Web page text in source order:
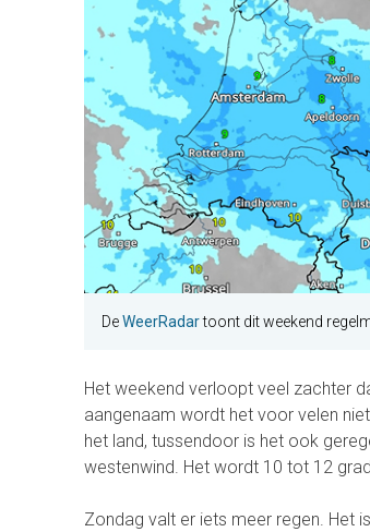
DeWeerRadartoont dit weekend
Het weekend verloopt veel zachter
aangenaam wordt het voor velen
het land, tussendoor is het ook
westenwind. Het wordt 10 tot 12
Zondag valt er iets meer regen. Het